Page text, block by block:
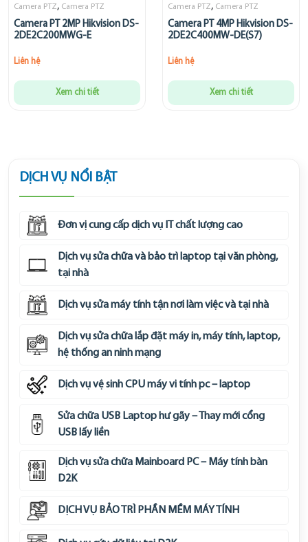
Camera PTZ, Camera PTZ
Camera PT 2MP Hikvision DS-
2DE2C200MWG-E
Liên hệ
Xem chi tiết
Camera PTZ, Camera PTZ
Camera PT 4MP Hikvision DS-
2DE2C400MW-DE(S7)
Liên hệ
Xem chi tiết
DỊCH VỤ NỔI BẬT
Đơn vị cung cấp dịch vụ IT chất lượng cao
Dịch vụ sửa chữa và bảo trì laptop tại văn phòng,
tại nhà
Dịch vụ sửa máy tính tận nơi làm việc và tại nhà
Dịch vụ sửa chữa lắp đặt máy in, máy tính, laptop,
hệ thống an ninh mạng
Dịch vụ vệ sinh CPU máy vi tính pc – laptop
Sửa chữa USB Laptop hư gãy – Thay mới cổng
USB lấy liền
Dịch vụ sửa chữa Mainboard PC – Máy tính bàn
D2K
DỊCH VỤ BẢO TRÌ PHẦN MỀM MÁY TÍNH